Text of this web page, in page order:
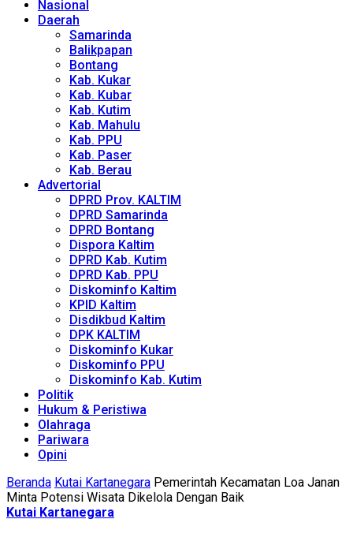
Nasional
Daerah
Samarinda
Balikpapan
Bontang
Kab. Kukar
Kab. Kubar
Kab. Kutim
Kab. Mahulu
Kab. PPU
Kab. Paser
Kab. Berau
Advertorial
DPRD Prov. KALTIM
DPRD Samarinda
DPRD Bontang
Dispora Kaltim
DPRD Kab. Kutim
DPRD Kab. PPU
Diskominfo Kaltim
KPID Kaltim
Disdikbud Kaltim
DPK KALTIM
Diskominfo Kukar
Diskominfo PPU
Diskominfo Kab. Kutim
Politik
Hukum & Peristiwa
Olahraga
Pariwara
Opini
Beranda Kutai Kartanegara Pemerintah Kecamatan Loa Janan
Minta Potensi Wisata Dikelola Dengan Baik
Kutai Kartanegara